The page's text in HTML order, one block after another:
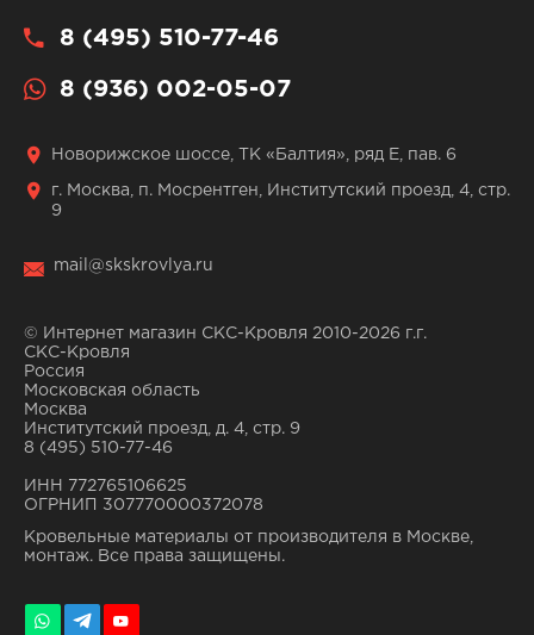
8 (495) 510-77-46
8 (936) 002-05-07
Новорижское шоссе, ТК «Балтия», ряд Е, пав. 6
г. Москва, п. Мосрентген, Институтский проезд, 4, стр.
9
mail@skskrovlya.ru
© Интернет магазин СКС-Кровля 2010-2026 г.г.
СКС-Кровля
Россия
Московская область
Москва
Институтский проезд, д. 4, стр. 9
8 (495) 510-77-46
ИНН 772765106625
ОГРНИП 307770000372078
Кровельные материалы от производителя в Москве,
монтаж. Все права защищены.